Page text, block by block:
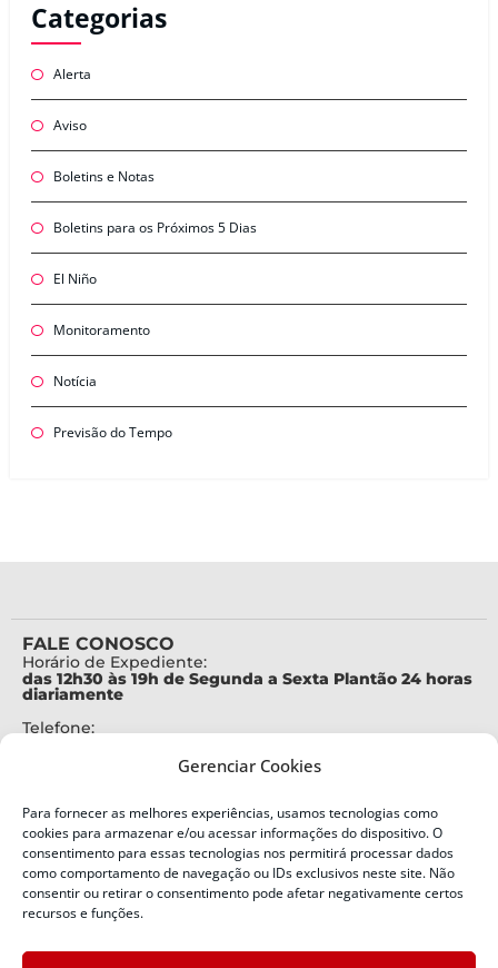
Gerenciar Cookies
Para fornecer as melhores experiências, usamos tecnologias como
cookies para armazenar e/ou acessar informações do dispositivo. O
consentimento para essas tecnologias nos permitirá processar dados
como comportamento de navegação ou IDs exclusivos neste site. Não
consentir ou retirar o consentimento pode afetar negativamente certos
recursos e funções.
Categorias
Alerta
Aviso
Boletins e Notas
Boletins para os Próximos 5 Dias
El Niño
Monitoramento
Notícia
Previsão do Tempo
FALE CONOSCO
Horário de Expediente:
das 12h30 às 19h de Segunda a Sexta Plantão 24 horas
diariamente
Telefone:
Alertas Defesa Civil:
SMS 40199
ENDEREÇO
Defesa Civil do Estado de Santa Catarina
Bairro: